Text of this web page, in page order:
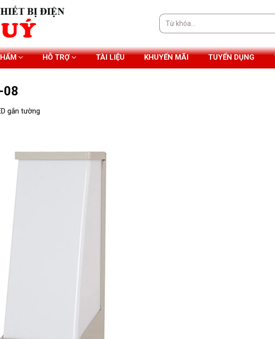
Tìm
kiếm:
HỖ TRỢ TÀI LIỆU KHUYẾN MÃI TUYỂN DỤNG
08
gắn tường